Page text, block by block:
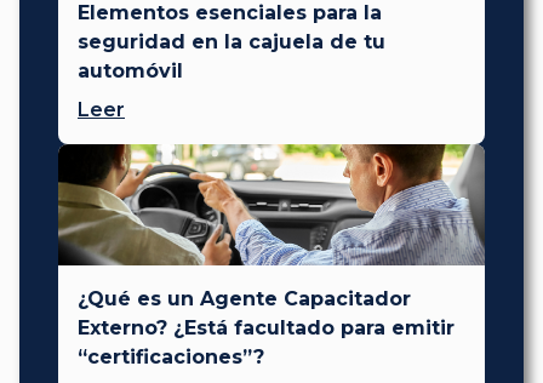
Elementos esenciales para la
seguridad en la cajuela de tu
automóvil
Leer
¿Qué es un Agente Capacitador
Externo? ¿Está facultado para emitir
“certificaciones”?